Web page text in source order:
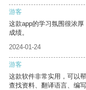
游客
这款app的学习氛围很浓
成绩。
2024-01-24
游客
这款软件非常实用，可以
查找资料、翻译语言、编写